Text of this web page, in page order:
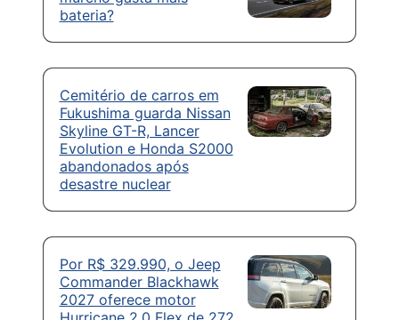
bateria?
Cemitério de carros em
Fukushima guarda Nissan
Skyline GT-R, Lancer
Evolution e Honda S2000
abandonados após
desastre nuclear
Por R$ 329.990, o Jeep
Commander Blackhawk
2027 oferece motor